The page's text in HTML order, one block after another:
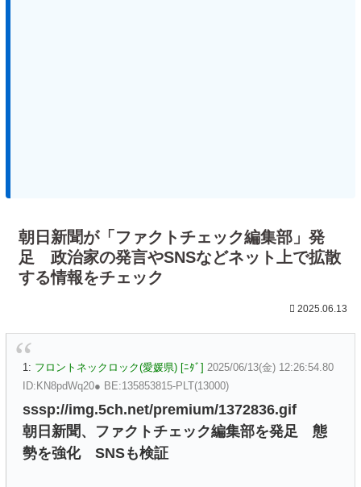
朝日新聞が「ファクトチェック編集部」発
足 政治家の発言やSNSなどネット上で拡散
する情報をチェック
2025.06.13
1: フロントネックロック(愛媛県) [ﾆﾀﾞ] 2025/06/13(金) 12:26:54.80
ID:KN8pdWq20● BE:135853815-PLT(13000)
sssp://img.5ch.net/premium/1372836.gif
朝日新聞、ファクトチェック編集部を発足 態
勢を強化 SNSも検証